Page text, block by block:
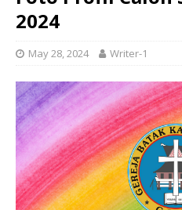
2024
May 28, 2024 Writer-1